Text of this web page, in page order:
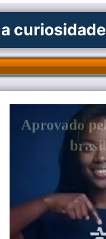
curiosidade